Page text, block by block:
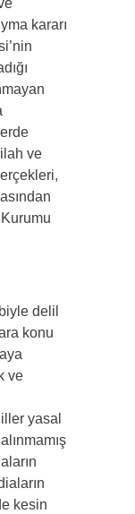
kararı
ve
delil
konu
ve
yasal
kesin